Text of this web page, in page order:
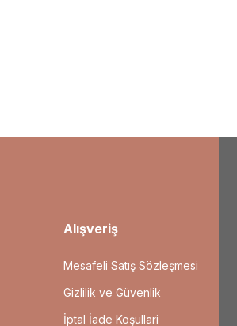
Alışveriş
Mesafeli Satış Sözleşmesi
Gizlilik ve Güvenlik
İptal İade Koşullari